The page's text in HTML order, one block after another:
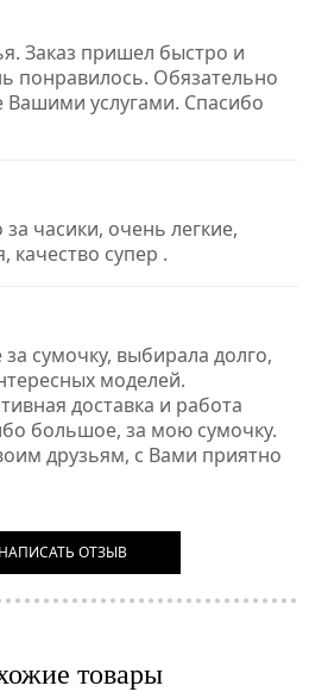
Заказ пришел быстро и
понравилось. Обязательно
услугами. Спасибо
часики, очень легкие,
качество супер .
сумочку, выбирала долго,
моделей.
доставка и работа
большое, за мою сумочку.
друзьям, с Вами приятно
НАПИСАТЬ ОТЗЫВ
товары